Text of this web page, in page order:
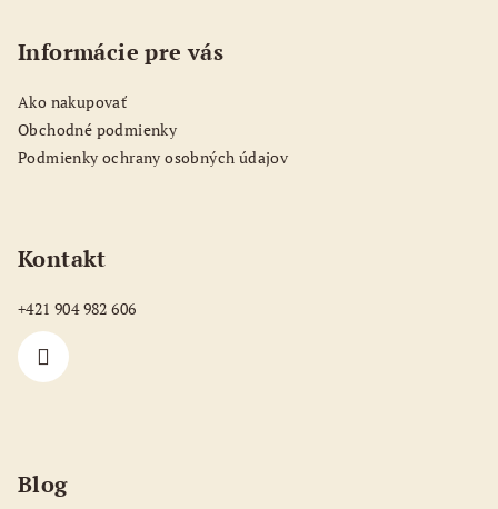
Informácie pre vás
Ako nakupovať
Obchodné podmienky
Podmienky ochrany osobných údajov
Kontakt
+421 904 982 606
Blog